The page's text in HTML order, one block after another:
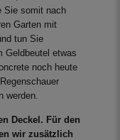
Sie somit nach
Garten mit
tun Sie
Geldbeutel etwas
noch heute
werden.
Deckel. Für den
wir zusätzlich